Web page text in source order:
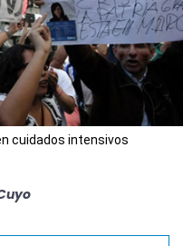
cuidados intensivos